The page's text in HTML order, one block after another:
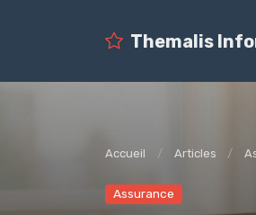
Themalis
Accueil Articles
Assurance